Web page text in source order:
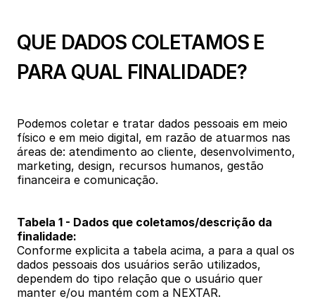
QUE DADOS COLETAMOS E
PARA QUAL FINALIDADE?
Podemos coletar e tratar dados pessoais em meio
físico e em meio digital, em razão de atuarmos nas
áreas de: atendimento ao cliente, desenvolvimento,
marketing, design, recursos humanos, gestão
financeira e comunicação.
Tabela 1 - Dados que coletamos/descrição da
finalidade:
Conforme explicita a tabela acima, a para a qual os
dados pessoais dos usuários serão utilizados,
dependem do tipo relação que o usuário quer
manter e/ou mantém com a NEXTAR.